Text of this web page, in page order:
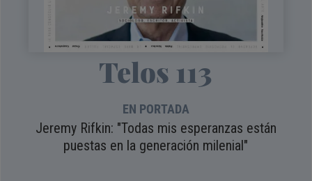
Telos 113
EN PORTADA
Jeremy Rifkin: "Todas mis esperanzas están
puestas en la generación milenial"